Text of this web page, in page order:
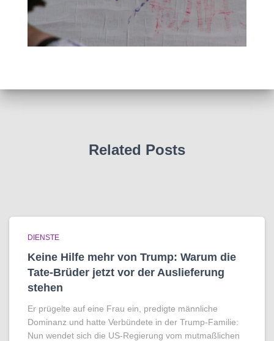
Related Posts
DIENSTE
Keine Hilfe mehr von Trump: Warum die
Tate-Brüder jetzt vor der Auslieferung
stehen
Er prügelte auf eine Frau ein, predigte männliche
Dominanz und hatte Verbündete in der Trump-Familie:
Nun wendet sich die US-Regierung vom mutmaßlichen